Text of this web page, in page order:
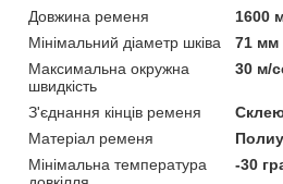
Довжина ременя
1600
Мінімальний діаметр шківа
71 мм
Максимальна окружна
швидкість
30 м/
З'єднання кінців ременя
Матеріал ременя
Мінімальна температура
-30